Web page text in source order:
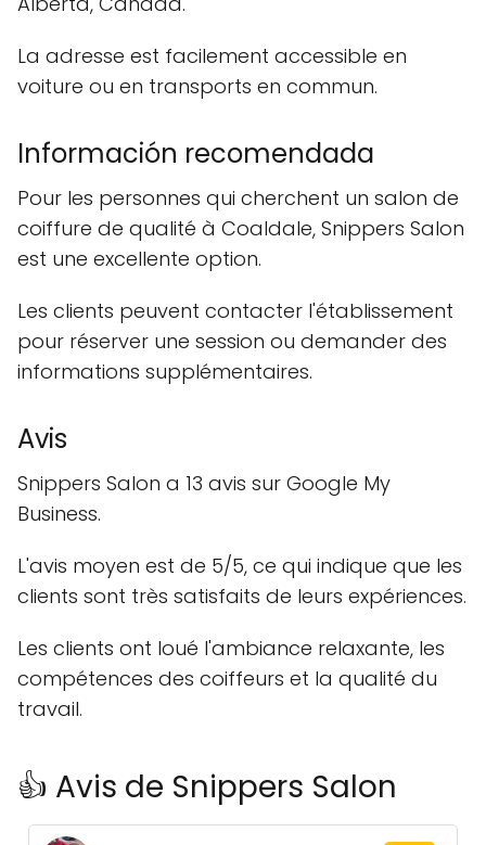
La adresse est facilement accessible en
voiture ou en transports en commun.
Información recomendada
Pour les personnes qui cherchent un salon de
coiffure de qualité à Coaldale, Snippers Salon
est une excellente option.
Les clients peuvent contacter l'établissement
pour réserver une session ou demander des
informations supplémentaires.
Avis
Snippers Salon a 13 avis sur Google My
Business.
L'avis moyen est de 5/5, ce qui indique que les
clients sont très satisfaits de leurs expériences.
Les clients ont loué l'ambiance relaxante, les
compétences des coiffeurs et la qualité du
travail.
👍 Avis de Snippers Salon